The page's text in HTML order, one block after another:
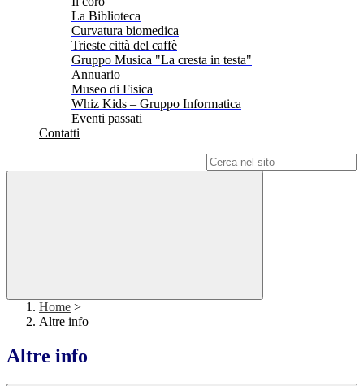
La Biblioteca
Curvatura biomedica
Trieste città del caffè
Gruppo Musica "La cresta in testa"
Annuario
Museo di Fisica
Whiz Kids – Gruppo Informatica
Eventi passati
Contatti
Home >
Altre info
Altre info